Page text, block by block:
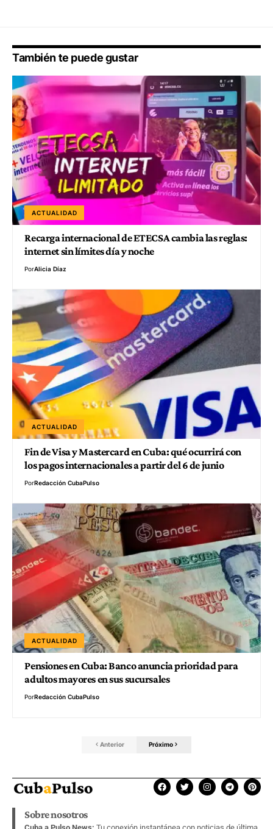
También te puede gustar
ACTUALIDAD
Recarga internacional de ETECSA cambia las reglas:
internet sin límites día y noche
PorAlicia Díaz
ACTUALIDAD
Fin de Visa y Mastercard en Cuba: qué ocurrirá con
los pagos internacionales a partir del 6 de junio
PorRedacción CubaPulso
ACTUALIDAD
Pensiones en Cuba: Banco anuncia prioridad para
adultos mayores en sus sucursales
PorRedacción CubaPulso
Anterior Próximo
Sobre nosotros